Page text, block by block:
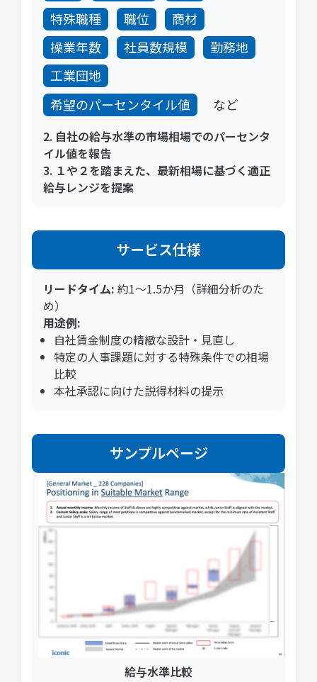
特殊職種
職位
商材
操業年数
社員数規模
勤務地
工業団地
希望のパーセンタイル値
など
2. 自社の給与水準の市場相場でのパーセンタ
イル値を報告
3. １や２を踏まえた、最新相場に基づく適正
給与レンジを提案
サービス仕様
リードタイム: 約1〜1.5か月（詳細分析のた
め）
用途例:
自社賃金制度の精緻な設計・見直し
特定の人事課題に対する特殊条件での相場
比較
本社承認に向けた説得材料の提示
サンプルページ
給与水準比較